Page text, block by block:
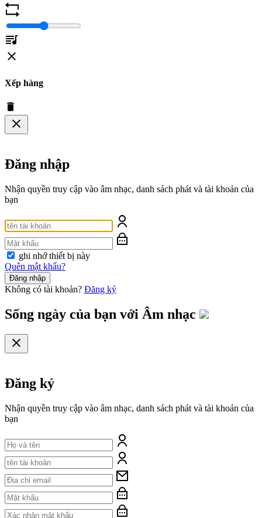
Xếp hàng
Đăng nhập
Nhận quyền truy cập vào âm nhạc, danh sách phát và tài khoản của
bạn
ghi nhớ thiết bị này
Quên mật khẩu?
Đăng nhập
Không có tài khoản? Đăng ký
Sống ngày của bạn với Âm nhạc
Đăng ký
Nhận quyền truy cập vào âm nhạc, danh sách phát và tài khoản của
bạn